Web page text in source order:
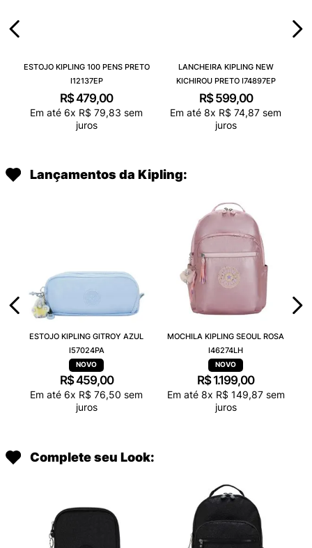
ESTOJO KIPLING 100 PENS PRETO
I12137EP
R$479,00
Em até 6x R$ 79,83 sem
juros
LANCHEIRA KIPLING NEW
KICHIROU PRETO I74897EP
R$ 599,00
Em até 8x R$ 74,87 sem
juros
Lançamentos da Kipling:
ESTOJO KIPLING GITROY AZUL
I57024PA
R$459,00
Em até 6x R$ 76,50 sem
juros
MOCHILA KIPLING SEOUL ROSA
I46274LH
R$ 1.199,00
Em até 8x R$ 149,87sem
juros
Complete seu Look: